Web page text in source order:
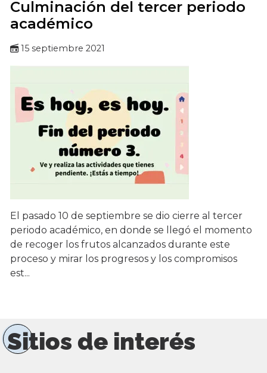
Culminación del tercer periodo
académico
15 septiembre 2021
El pasado 10 de septiembre se dio cierre al tercer
periodo académico, en donde se llegó el momento
de recoger los frutos alcanzados durante este
proceso y mirar los progresos y los compromisos
est...
Sitios de interés